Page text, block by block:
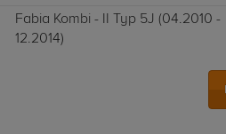
Fabia Kombi - II Typ 5J (04.2010 -
12.2014)